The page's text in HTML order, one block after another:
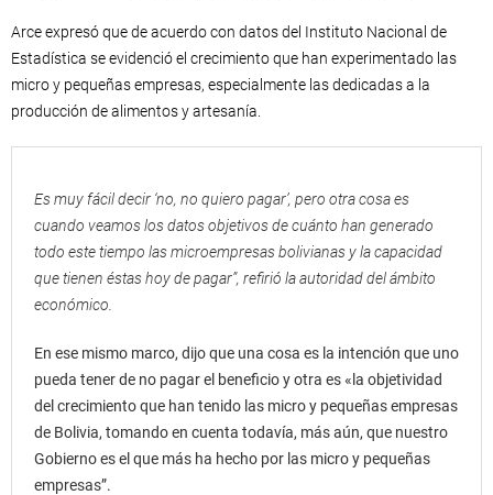
Arce expresó que de acuerdo con datos del Instituto Nacional de
Estadística se evidenció el crecimiento que han experimentado las
micro y pequeñas empresas, especialmente las dedicadas a la
producción de alimentos y artesanía.
Es muy fácil decir ‘no, no quiero pagar’, pero otra cosa es
cuando veamos los datos objetivos de cuánto han generado
todo este tiempo las microempresas bolivianas y la capacidad
que tienen éstas hoy de pagar”, refirió la autoridad del ámbito
económico.
En ese mismo marco, dijo que una cosa es la intención que uno
pueda tener de no pagar el beneficio y otra es «la objetividad
del crecimiento que han tenido las micro y pequeñas empresas
de Bolivia, tomando en cuenta todavía, más aún, que nuestro
Gobierno es el que más ha hecho por las micro y pequeñas
empresas”.